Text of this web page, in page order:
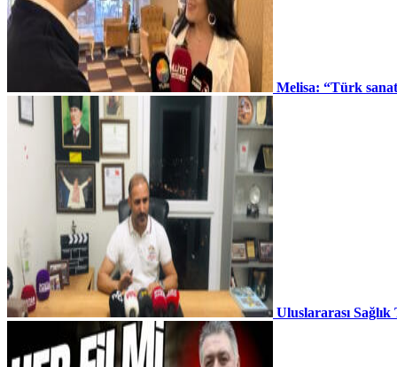
Melisa: “Türk
Uluslararası